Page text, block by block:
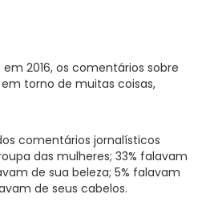
2016, os comentários sobre
torno de muitas coisas,
comentários jornalísticos
das mulheres; 33% falavam
de sua beleza; 5% falavam
de seus cabelos.